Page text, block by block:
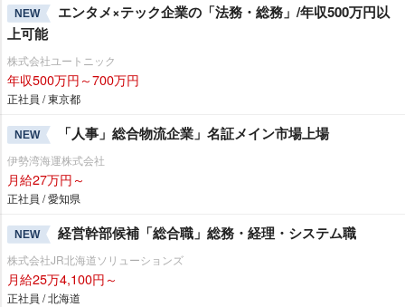
NEW
エンタメ×テック企業の「法務・総務」/年収500万円以
上可能
株式会社ユートニック
年収500万円～700万円
正社員 / 東京都
NEW 「人事」総合物流企業」名証メイン市場上場
伊勢湾海運株式会社
月給27万円～
正社員 / 愛知県
NEW 経営幹部候補「総合職」総務・経理・システム職
株式会社JR北海道ソリューションズ
月給25万4,100円～
正社員 / 北海道